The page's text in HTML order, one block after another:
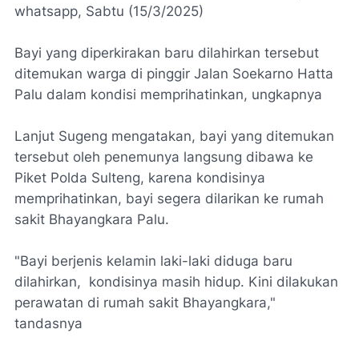
whatsapp, Sabtu (15/3/2025)
Bayi yang diperkirakan baru dilahirkan tersebut
ditemukan warga di pinggir Jalan Soekarno Hatta
Palu dalam kondisi memprihatinkan, ungkapnya
Lanjut Sugeng mengatakan, bayi yang ditemukan
tersebut oleh penemunya langsung dibawa ke
Piket Polda Sulteng, karena kondisinya
memprihatinkan, bayi segera dilarikan ke rumah
sakit Bhayangkara Palu.
"Bayi berjenis kelamin laki-laki diduga baru
dilahirkan, kondisinya masih hidup. Kini dilakukan
perawatan di rumah sakit Bhayangkara,"
tandasnya